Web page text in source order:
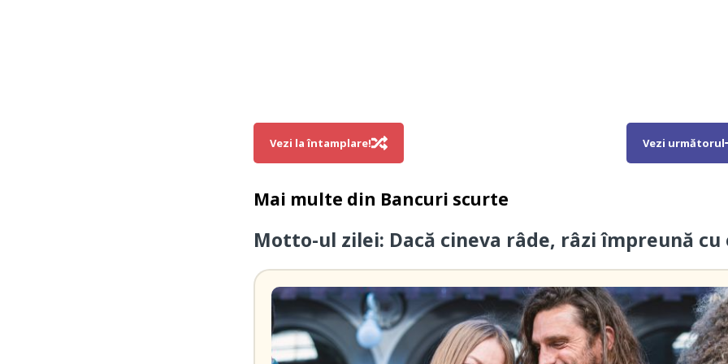
Vezi la întamplare! Vezi următorul
Mai multe din Bancuri scurte
Motto-ul zilei: Dacă cineva râde, râzi împreună cu